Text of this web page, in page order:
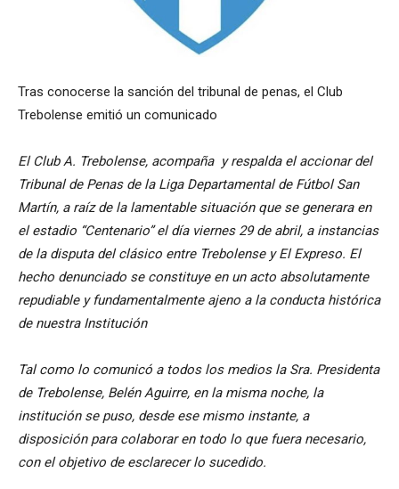
Tras conocerse la sanción del tribunal de penas, el Club
Trebolense emitió un comunicado
El Club A. Trebolense, acompaña y respalda el accionar del
Tribunal de Penas de la Liga Departamental de Fútbol San
Martín, a raíz de la lamentable situación que se generara en
el estadio “Centenario” el día viernes 29 de abril, a instancias
de la disputa del clásico entre Trebolense y El Expreso. El
hecho denunciado se constituye en un acto absolutamente
repudiable y fundamentalmente ajeno a la conducta histórica
de nuestra Institución
Tal como lo comunicó a todos los medios la Sra. Presidenta
de Trebolense, Belén Aguirre, en la misma noche, la
institución se puso, desde ese mismo instante, a
disposición para colaborar en todo lo que fuera necesario,
con el objetivo de esclarecer lo sucedido.